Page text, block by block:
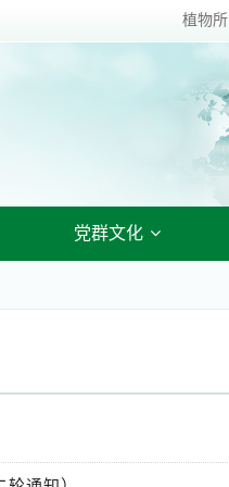
植物所
党群文化